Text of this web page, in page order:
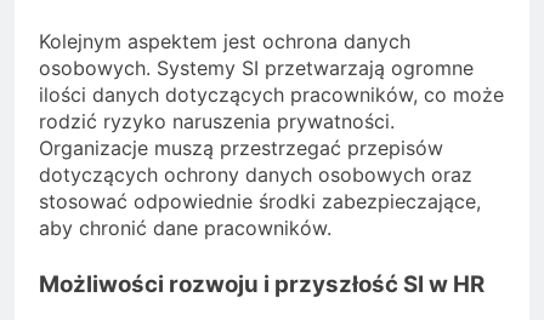
Kolejnym aspektem jest ochrona danych
osobowych. Systemy SI przetwarzają ogromne
ilości danych dotyczących pracowników, co może
rodzić ryzyko naruszenia prywatności.
Organizacje muszą przestrzegać przepisów
dotyczących ochrony danych osobowych oraz
stosować odpowiednie środki zabezpieczające,
aby chronić dane pracowników.
Możliwości rozwoju i przyszłość SI w HR